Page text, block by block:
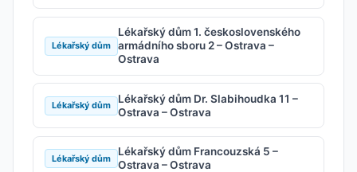
Lékařský dům
Lékařský dům 1. československého
armádního sboru 2 – Ostrava –
Ostrava
Lékařský dům
Lékařský dům Dr. Slabihoudka 11 –
Ostrava – Ostrava
Lékařský dům
Lékařský dům Francouzská 5 –
Ostrava – Ostrava